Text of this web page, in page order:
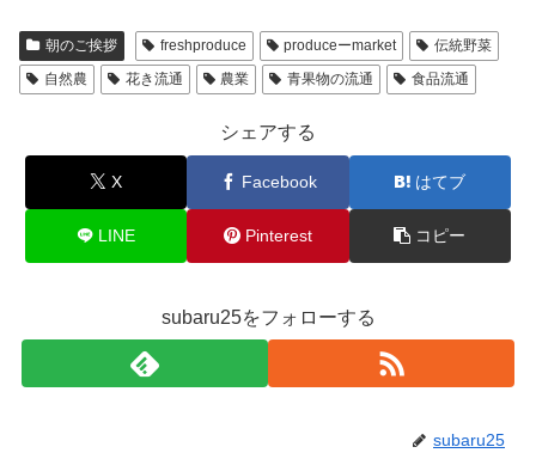
朝のご挨拶 freshproduce produceーmarket
伝統野菜
自然農
花き流通 農業 青果物の流通 食品流通
シェアする
X Facebook はてブ
LINE Pinterest コピー
subaru25をフォローする
subaru25